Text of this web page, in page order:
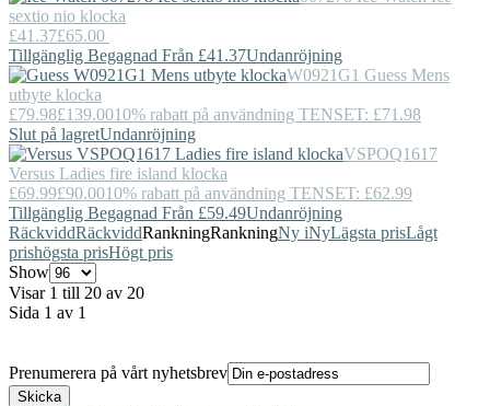
sextio nio klocka
£41.37£65.00
Tillgänglig Begagnad Från £41.37Undanröjning
W0921G1 Guess Mens
utbyte klocka
£79.98£139.0010% rabatt på användning TENSET: £71.98
Slut på lagretUndanröjning
VSPOQ1617
Versus Ladies fire island klocka
£69.99£90.0010% rabatt på användning TENSET: £62.99
Tillgänglig Begagnad Från £59.49Undanröjning
RäckviddRäckviddRankningRankningNy iNyLägsta prisLågt
prishögsta prisHögt pris
Show
Visar 1 till 20 av 20
Sida 1 av 1
Prenumerera på vårt nyhetsbrev